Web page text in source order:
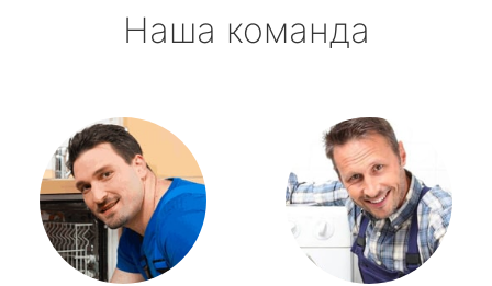
Наша команда